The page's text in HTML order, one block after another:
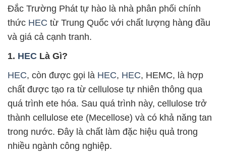
Đắc Trường Phát tự hào là nhà phân phối chính
thức HEC từ Trung Quốc với chất lượng hàng đầu
và giá cả cạnh tranh.
1. HEC Là Gì?
HEC, còn được gọi là HEC, HEC, HEMC, là hợp
chất được tạo ra từ cellulose tự nhiên thông qua
quá trình ete hóa. Sau quá trình này, cellulose trở
thành cellulose ete (Mecellose) và có khả năng tan
trong nước. Đây là chất làm đặc hiệu quả trong
nhiều ngành công nghiệp.